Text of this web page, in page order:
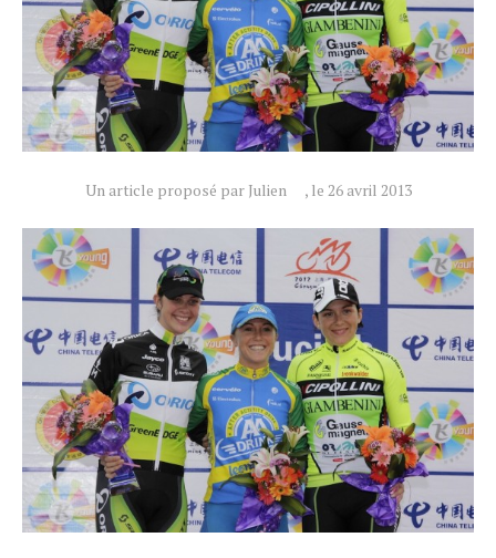
Un article proposé par Julien , le 26 avril 2013
Actualités
Technologies
Conseils
Tendances
Tous nos articles
À propos